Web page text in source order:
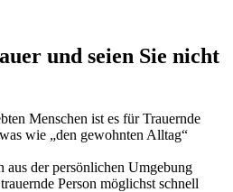
und seien Sie nicht
Menschen ist es für Trauernde
wie „den gewohnten Alltag“
der persönlichen Umgebung
Person möglichst schnell